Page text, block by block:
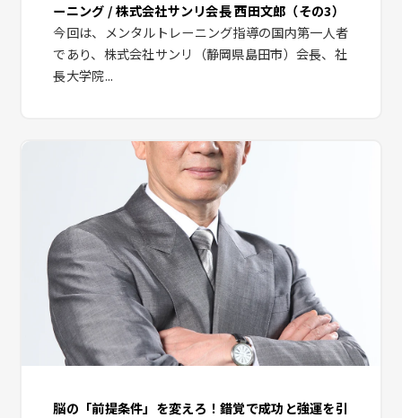
ーニング / 株式会社サンリ会長 西田文郎（その3）
今回は、メンタルトレーニング指導の国内第一人者
であり、株式会社サンリ（静岡県島田市）会長、社
長大学院...
脳の「前提条件」を変えろ！錯覚で成功と強運を引